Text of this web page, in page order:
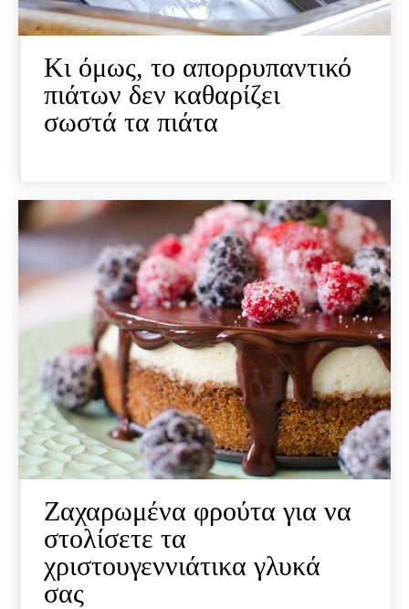
Κι όμως, το απορρυπαντικό
πιάτων δεν καθαρίζει
σωστά τα πιάτα
Ζαχαρωμένα φρούτα για να
στολίσετε τα
χριστουγεννιάτικα γλυκά
σας